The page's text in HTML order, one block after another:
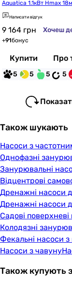
Aquatica 1.1кВт Hmax
л/хв (773413)
Написати відгук
9 164 грн Хочеш
+91бонус
Купити Про
5 5 5 5
Також шукають
Насоси з
Однофазні
Занурювальні
Відцентрові
Дренажні насоси
Дренажні насоси
Садові
Колодязні
Фекальні насоси з
Насоси з чавуну
Також купують